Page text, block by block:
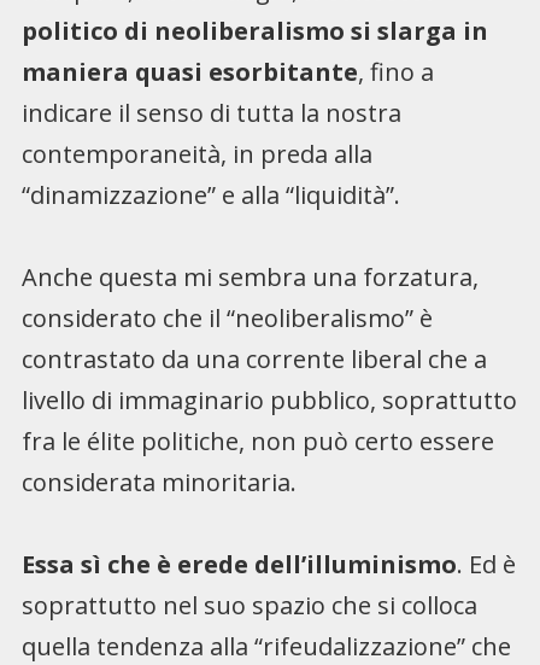
politico di neoliberalismo si slarga in
maniera quasi esorbitante, fino a
indicare il senso di tutta la nostra
contemporaneità, in preda alla
“dinamizzazione” e alla “liquidità”.
Anche questa mi sembra una forzatura,
considerato che il “neoliberalismo” è
contrastato da una corrente liberal che a
livello di immaginario pubblico, soprattutto
fra le élite politiche, non può certo essere
considerata minoritaria.
Essa sì che è erede dell’illuminismo. Ed è
soprattutto nel suo spazio che si colloca
quella tendenza alla “rifeudalizzazione” che